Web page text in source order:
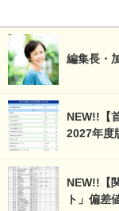
編集長・
NEW!!【
2027年度
NEW!!【
ト」偏差